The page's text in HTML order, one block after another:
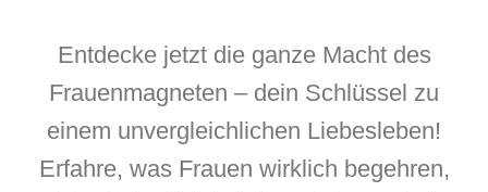
Entdecke jetzt die ganze Macht des
Frauenmagneten – dein Schlüssel zu
einem unvergleichlichen Liebesleben!
Erfahre, was Frauen wirklich begehren,